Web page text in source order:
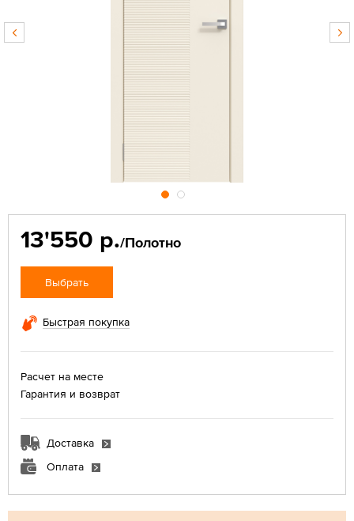
13'550 р./Полотно
Выбрать
Быстрая покупка
Расчет на месте
Гарантия и возврат
Доставка
Оплата